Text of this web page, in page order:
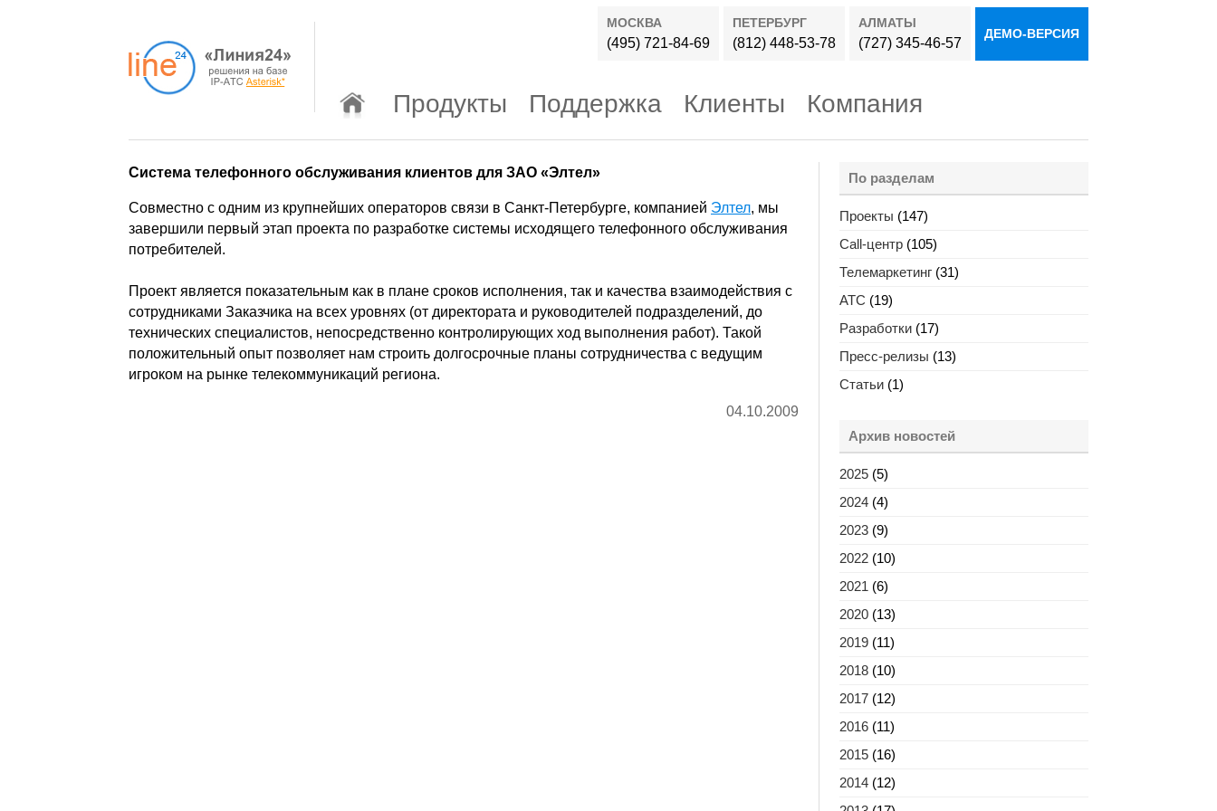
МОСКВА
(495) 721-84-69
ПЕТЕРБУРГ
(812) 448-53-78
АЛМАТЫ
(727) 345-46-57
ДЕМО-ВЕРСИЯ
Продукты Поддержка Клиенты Компания
Система телефонного обслуживания клиентов для ЗАО «Элтел»
Совместно с одним из крупнейших операторов связи в Санкт-Петербурге, компанией Элтел, мы
завершили первый этап проекта по разработке системы исходящего телефонного обслуживания
потребителей.
Проект является показательным как в плане сроков исполнения, так и качества взаимодействия с
сотрудниками Заказчика на всех уровнях (от директората и руководителей подразделений, до
технических специалистов, непосредственно контролирующих ход выполнения работ). Такой
положительный опыт позволяет нам строить долгосрочные планы сотрудничества с ведущим
игроком на рынке телекоммуникаций региона.
04.10.2009
По разделам
Проекты (147)
Call-центр (105)
Телемаркетинг (31)
АТС (19)
Разработки (17)
Пресс-релизы (13)
Статьи (1)
Архив новостей
2025 (5)
2024 (4)
2023 (9)
2022 (10)
2021 (6)
2020 (13)
2019 (11)
2018 (10)
2017 (12)
2016 (11)
2015 (16)
2014 (12)